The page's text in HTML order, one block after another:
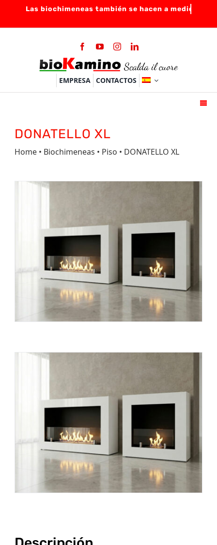
content
EMPRESA CONTACTOS
BIOCHIMENEAS
ACCESSORIOS
DONATELLO XL
Home • Biochimeneas • Piso • DONATELLO XL